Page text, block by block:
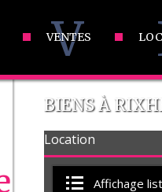
V
VENTES
BIENS À
Location
Affichage